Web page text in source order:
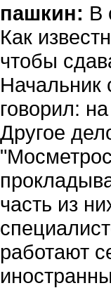
пашкин: В
Как
чтобы
Начальник
говорил:
Другое
часть из
работают